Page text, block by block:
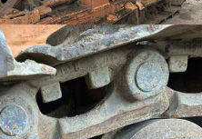
область, Молодечненский
Радошковичи, ул.
42А